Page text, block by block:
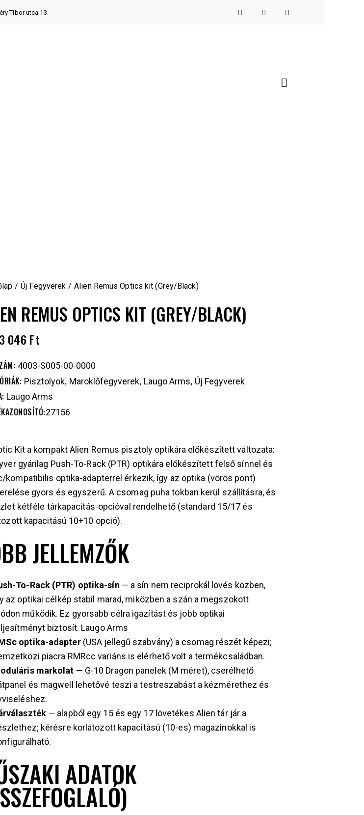
Tibor utca 13.
Új Fegyverek Alien Remus Optics kit (Grey/Black)
REMUS OPTICS KIT (GREY/BLACK)
046 Ft
4003-S005-00-0000
Pisztolyok, Maroklőfegyverek, Laugo Arms, Új Fegyverek
Laugo Arms
27156
Kit a kompakt Alien Remus pisztoly optikára előkészített változata:
gyárilag Push-To-Rack (PTR) optikára előkészített felső sínnel és
kompatibilis optika-adapterrel érkezik, így az optika (vörös pont)
gyors és egyszerű. A csomag puha tokban kerül szállításra, és
kétféle tárkapacitás-opcióval rendelhető (standard 15/17 és
kapacitású 10+10 opció).
JELLEMZŐK
To-Rack (PTR) optika-sín — a sín nem reciprokál lövés közben,
az optikai célkép stabil marad, miközben a szán a megszokott
működik. Ez gyorsabb célra igazítást és jobb optikai
biztosít. Laugo Arms
optika-adapter(USA jellegű szabvány) a csomag részét képezi;
piacra RMRcc variáns is elérhető volt a termékcsaládban.
markolat — G-10 Dragon panelek (M méret), cserélhető
és magwell lehetővé teszi a testreszabást a kézmérethez és
— alapból egy 15 és egy 17 lövetékes Alien tár jár a
kérésre korlátozott kapacitású (10-es) magazinokkal is
ADATOK